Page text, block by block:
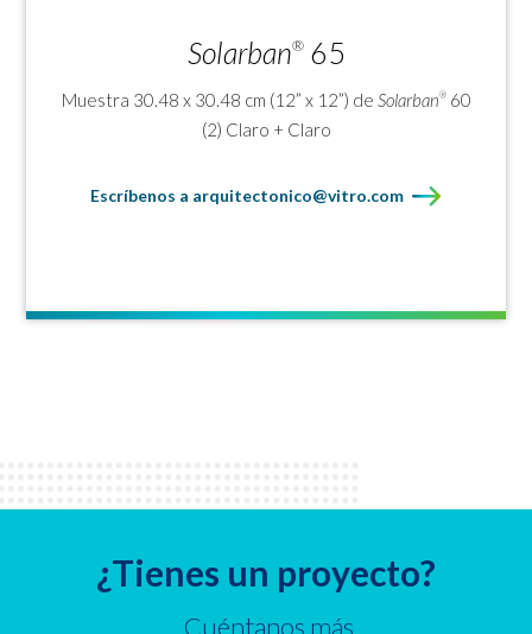
Solarban®65
Muestra 30.48 x 30.48 cm (12” x 12”) de Solarban®60
(2) Claro + Claro
Escríbenos a arquitectonico@vitro.com
¿Tienes un proyecto?
Cuéntanos más.